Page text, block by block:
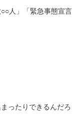
人」「緊急事態宣言
ったりできるんだろ